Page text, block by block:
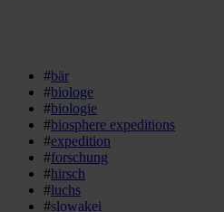
#bär
#biologe
#biologie
#biosphere expeditions
#expedition
#forschung
#hirsch
#luchs
#slowakei